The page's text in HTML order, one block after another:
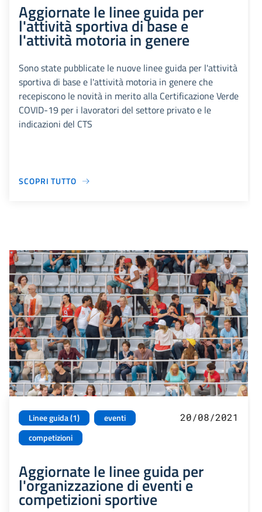
Aggiornate le linee guida per
l'attività sportiva di base e
l'attività motoria in genere
Sono state pubblicate le nuove linee guida per l'attività
sportiva di base e l'attività motoria in genere che
recepiscono le novità in merito alla Certificazione Verde
COVID-19 per i lavoratori del settore privato e le
indicazioni del CTS
SCOPRI TUTTO
Linee guida (1)
eventi
competizioni
20/08/2021
Aggiornate le linee guida per
l'organizzazione di eventi e
competizioni sportive